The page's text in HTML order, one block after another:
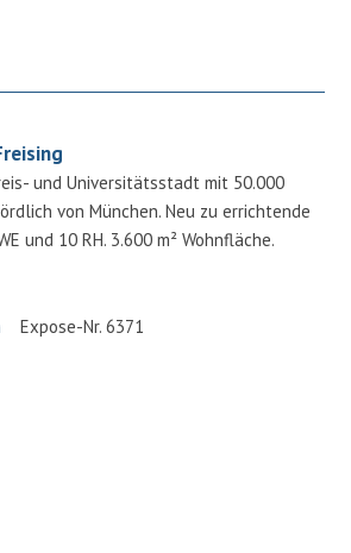
und Universitätsstadt mit 50.000
von München. Neu zu errichtende
und 10 RH. 3.600 m² Wohnfläche.
Expose-Nr. 6371